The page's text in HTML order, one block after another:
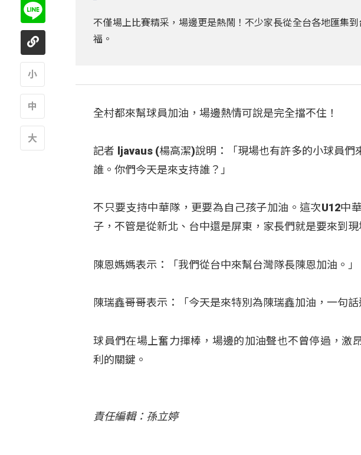
不僅場上比賽精采，場邊更是熱鬧！不少家長從全台各地匯集
福。
全村都來幫球員加油，場邊熱情可說是完全擋不住！
記者 ljavaus (楊高潔)說明：「現場也有許多的小球員們
誰。你們今天是來支持誰？」
不只要支持中華隊，更要為自己孩子加油。這次U12中
子，不管是從新北、台中還是屏東，家長們就是要來到
陳恩媽媽表示：「我們從台中來幫台灣隊長陳恩加油。」
陳瑞鑫哥哥表示：「今天是來特別為陳瑞鑫加油，一句話
球員們在場上奮力揮棒，場邊的加油聲也不曾停過，激
利的關鍵。
責任編輯：孫立婷